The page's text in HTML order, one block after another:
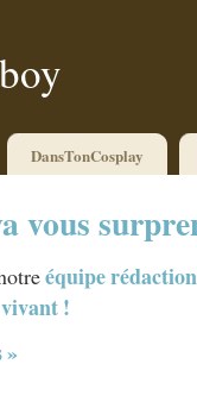
DansTonCosplay
vous
équipe
vivant!
»